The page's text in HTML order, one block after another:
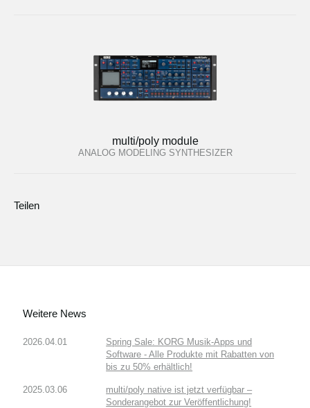
multi/poly module
ANALOG MODELING SYNTHESIZER
Teilen
Weitere News
2026.04.01
Spring Sale: KORG Musik-Apps und
Software - Alle Produkte mit Rabatten von
bis zu 50% erhältlich!
2025.03.06
multi/poly native ist jetzt verfügbar –
Sonderangebot zur Veröffentlichung!